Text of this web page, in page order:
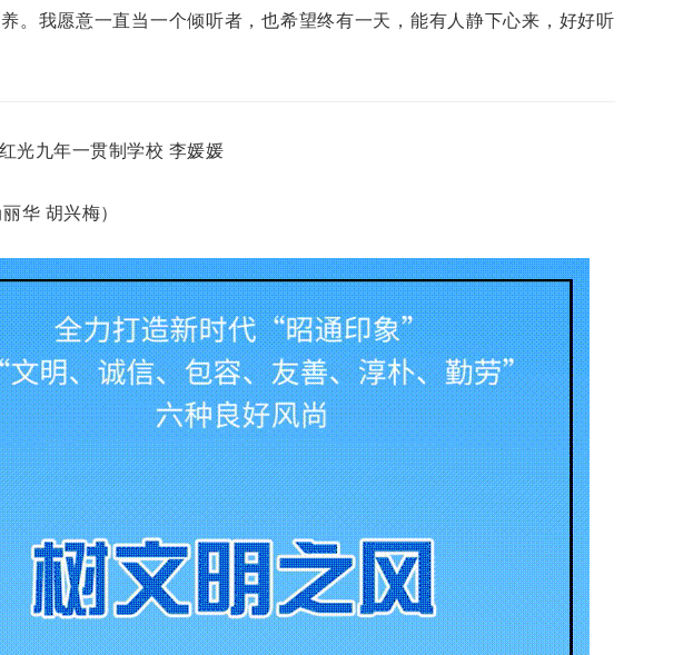
。我愿意一直当一个倾听者，也希望终有一天，能有人静下心来，好好听
光九年一贯制学校 李媛媛
华 胡兴梅）